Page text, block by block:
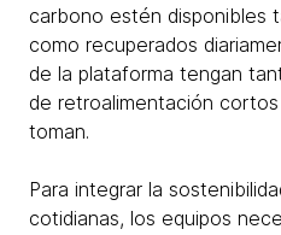
carbono estén disponibles
como recuperados
de la plataforma tengan
de retroalimentación
toman.
Para integrar la
cotidianas, los equipos